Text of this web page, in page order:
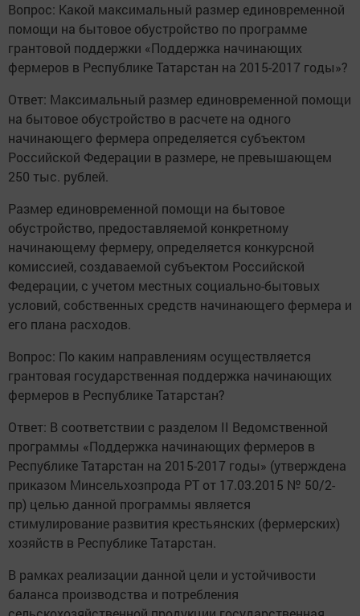
Вопрос: Какой максимальный размер единовременной
помощи на бытовое обустройство по программе
грантовой поддержки «Поддержка начинающих
фермеров в Республике Татарстан на 2015-2017 годы»?
Ответ: Максимальный размер единовременной помощи
на бытовое обустройство в расчете на одного
начинающего фермера определяется субъектом
Российской Федерации в размере, не превышающем
250 тыс. рублей.
Размер единовременной помощи на бытовое
обустройство, предоставляемой конкретному
начинающему фермеру, определяется конкурсной
комиссией, создаваемой субъектом Российской
Федерации, с учетом местных социально-бытовых
условий, собственных средств начинающего фермера и
его плана расходов.
Вопрос: По каким направлениям осуществляется
грантовая государственная поддержка начинающих
фермеров в Республике Татарстан?
Ответ: В соответствии с разделом II Ведомственной
программы «Поддержка начинающих фермеров в
Республике Татарстан на 2015-2017 годы» (утверждена
приказом Минсельхозпрода РТ от 17.03.2015 № 50/2-
пр) целью данной программы является
стимулирование развития крестьянских (фермерских)
хозяйств в Республике Татарстан.
В рамках реализации данной цели и устойчивости
баланса производства и потребления